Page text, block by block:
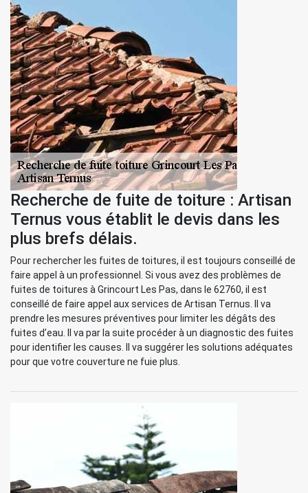
Recherche de fuite de toiture : Artisan
Ternus vous établit le devis dans les
plus brefs délais.
Pour rechercher les fuites de toitures, il est toujours conseillé de
faire appel à un professionnel. Si vous avez des problèmes de
fuites de toitures à Grincourt Les Pas, dans le 62760, il est
conseillé de faire appel aux services de Artisan Ternus. Il va
prendre les mesures préventives pour limiter les dégâts des
fuites d’eau. Il va par la suite procéder à un diagnostic des fuites
pour identifier les causes. Il va suggérer les solutions adéquates
pour que votre couverture ne fuie plus.